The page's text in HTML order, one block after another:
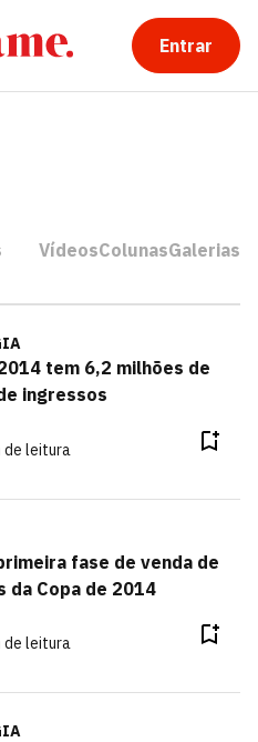
Entrar
VídeosColunasGalerias
tem 6,2 milhões de
ingressos
de leitura
fase de venda de
da Copa de 2014
de leitura